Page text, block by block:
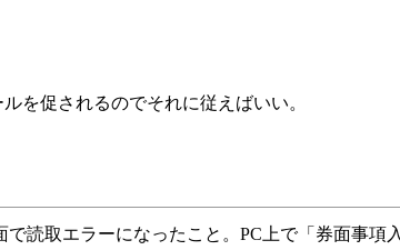
を促されるのでそれに従えばいい。
読取エラーになったこと。PC上で「券面事項